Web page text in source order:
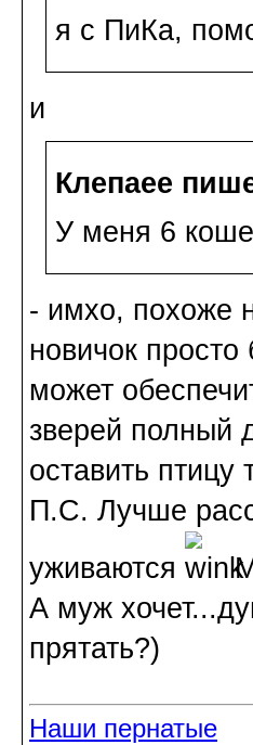
я с ПиКа,
и
Клепаee
У меня 6
- имхо, похоже
новичок
может
зверей полный
оставить птицу
П.С. Лучше
уживаются
А муж
прятать?)
Наши пернатые